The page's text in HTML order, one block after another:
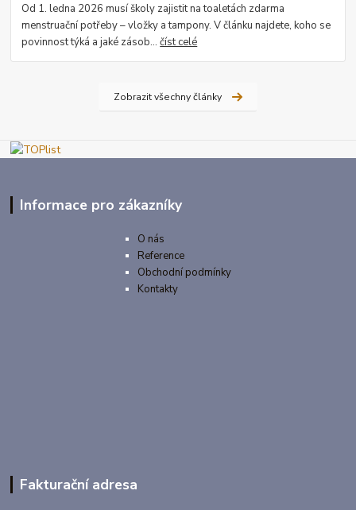
Od 1. ledna 2026 musí školy zajistit na toaletách zdarma
menstruační potřeby – vložky a tampony. V článku najdete, koho se
povinnost týká a jaké zásob...číst celé
Zobrazit všechny články
Informace pro zákazníky
O nás
Reference
Obchodní podmínky
Kontakty
Fakturační adresa